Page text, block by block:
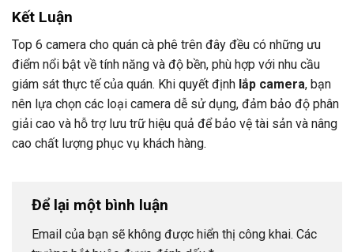
Kết Luận
Top 6 camera cho quán cà phê trên đây đều có những ưu
điểm nổi bật về tính năng và độ bền, phù hợp với nhu cầu
giám sát thực tế của quán. Khi quyết định lắp camera, bạn
nên lựa chọn các loại camera dễ sử dụng, đảm bảo độ phân
giải cao và hỗ trợ lưu trữ hiệu quả để bảo vệ tài sản và nâng
cao chất lượng phục vụ khách hàng.
Để lại một bình luận
Email của bạn sẽ không được hiển thị công khai. Các